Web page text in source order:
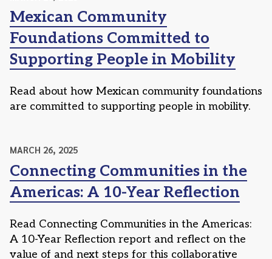
Mexican Community
Foundations Committed to
Supporting People in Mobility
Read about how Mexican community foundations
are committed to supporting people in mobility.
MARCH 26, 2025
Connecting Communities in the
Americas: A 10-Year Reflection
Read Connecting Communities in the Americas:
A 10-Year Reflection report and reflect on the
value of and next steps for this collaborative